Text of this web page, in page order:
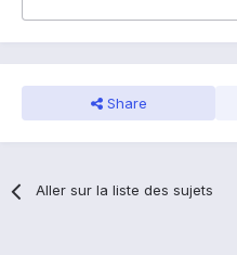
Share
Aller sur la liste des sujets